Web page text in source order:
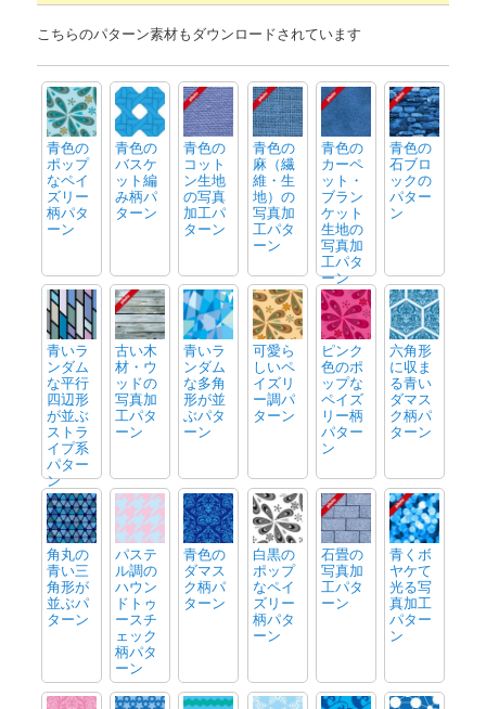
こちらのパターン素材もダウンロードされています
青色の
ポップ
なペイ
ズリー
柄パタ
ーン
青色の
バスケ
ット編
み柄パ
ターン
青色の
コット
ン生地
の写真
加工パ
ターン
青色の
麻（繊
維・生
地）の
写真加
工パタ
ーン
青色の
カーペ
ット・
ブラン
ケット
生地の
写真加
工パタ
ーン
青色の
石ブロ
ックの
パター
ン
青いラ
ンダム
な平行
四辺形
が並ぶ
ストラ
イプ系
パター
ン
古い木
材・ウ
ッドの
写真加
工パタ
ーン
青いラ
ンダム
な多角
形が並
ぶパタ
ーン
可愛ら
しいペ
イズリ
ー調パ
ターン
ピンク
色のポ
ップな
ペイズ
リー柄
パター
ン
六角形
に収ま
る青い
ダマス
ク柄パ
ターン
角丸の
青い三
角形が
並ぶパ
ターン
パステ
ル調の
ハウン
ドトゥ
ースチ
ェック
柄パタ
ーン
青色の
ダマス
ク柄パ
ターン
白黒の
ポップ
なペイ
ズリー
柄パタ
ーン
石畳の
写真加
工パタ
ーン
青くボ
ヤケて
光る写
真加工
パター
ン